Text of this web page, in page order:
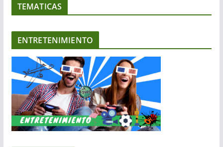
TEMATICAS
ENTRETENIMIENTO